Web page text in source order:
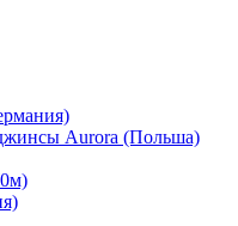
Aurora (Польша)